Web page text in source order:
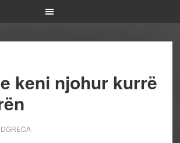
keni njohur kurrë
DGRECA